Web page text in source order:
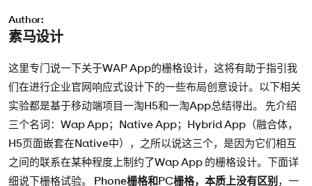
Author:
素马设计
这里专门说一下关于WAP App的栅格设计，这将有助于指引我
们在进行企业官网响应式设计下的一些布局创意设计。以下相关
实验都是基于移动端项目一淘H5和一淘App总结得出。 先介绍
三个名词：Wap App；Native App；Hybrid App（融合体，
H5页面嵌套在Native中），之所以说这三个，是因为它们相互
之间的联系在某种程度上制约了Wap App 的栅格设计。下面详
细说下栅格试验。 Phone栅格和PC栅格，本质上没有区别 ，一